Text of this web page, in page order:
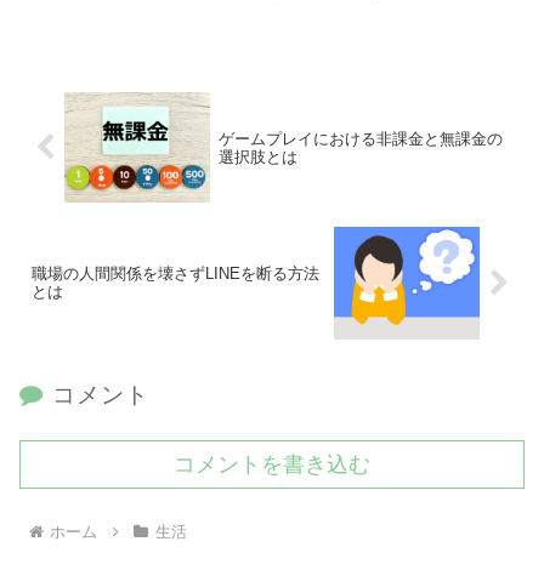
ゲームプレイにおける非課金と無課金の
選択肢とは
職場の人間関係を壊さずLINEを断る方法
とは
コメント
コメントを書き込む
ホーム 生活